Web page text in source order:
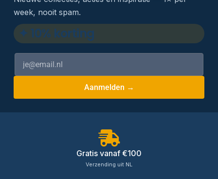
week, nooit spam.
✦ 10% korting
Aanmelden →
Gratis vanaf €100
Verzending uit NL